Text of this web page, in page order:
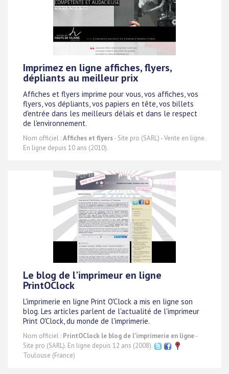
Imprimez en ligne affiches, flyers,
dépliants au meilleur prix
Affiches et flyers imprime pour vous, vos affiches, vos
flyers, vos dépliants, vos papiers en tête, vos billets
d'entrée dans les meilleurs délais et dans le respect
de l'environnement.
Nom officiel :Affiches et flyers- Site pro (SARL) - Vente en ligne.
En ligne depuis 10 ans (2010).
Le blog de l'imprimeur en ligne
PrintOClock
L'imprimerie en ligne Print O'Clock a mis en ligne son
blog. Les articles parlent de l'actualité de l'imprimeur
Print O'Clock, du monde de l'imprimerie.
Nom officiel : PrintOClock le blog de l'imprimerie en ligne-
Site pro (SARL). En ligne depuis 12 ans (2008).
Toulouse (France)